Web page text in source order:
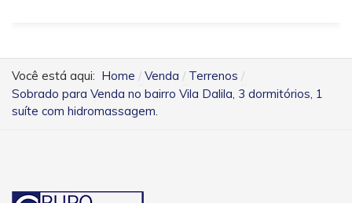
Você está aqui: Home Venda
Terrenos
Sobrado para Venda no bairro Vila Dalila, 3 dormitórios, 1
suíte com hidromassagem.